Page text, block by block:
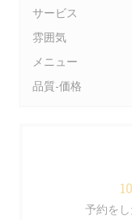
サービス
雰囲気
メニュー
品質-価格
予約を